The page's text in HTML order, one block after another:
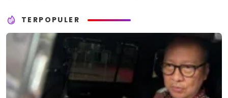
TERPOPULER